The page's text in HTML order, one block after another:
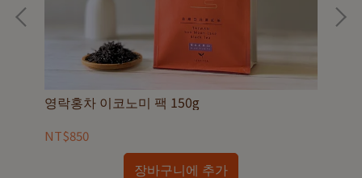
영락홍차 이코노미 팩 150g
NT$850
장바구니에 추가